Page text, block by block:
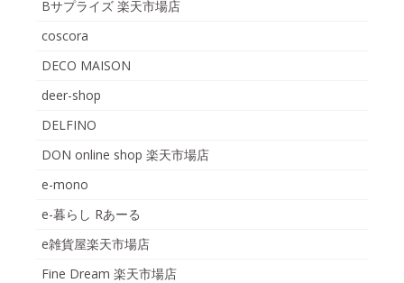
Bサプライズ 楽天市場店
coscora
DECO MAISON
deer-shop
DELFINO
DON online shop 楽天市場店
e-mono
e-暮らし Rあーる
e雑貨屋楽天市場店
Fine Dream 楽天市場店